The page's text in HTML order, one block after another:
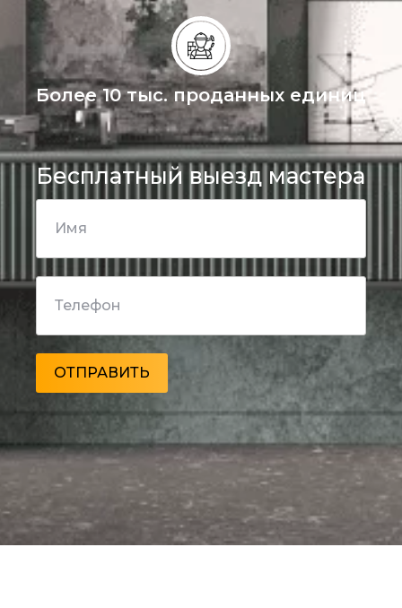
Более 10 тыс. проданных единиц
Бесплатный выезд мастера